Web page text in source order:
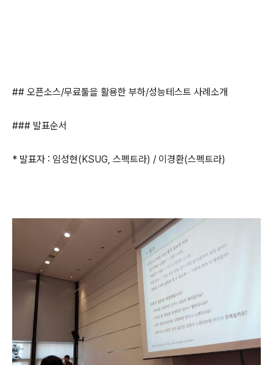
## 오픈소스/무료툴을 활용한 부하/성능테스트 사례소개
### 발표순서
* 발표자 : 임성현(KSUG, 스펙트라) / 이경환(스펙트라)